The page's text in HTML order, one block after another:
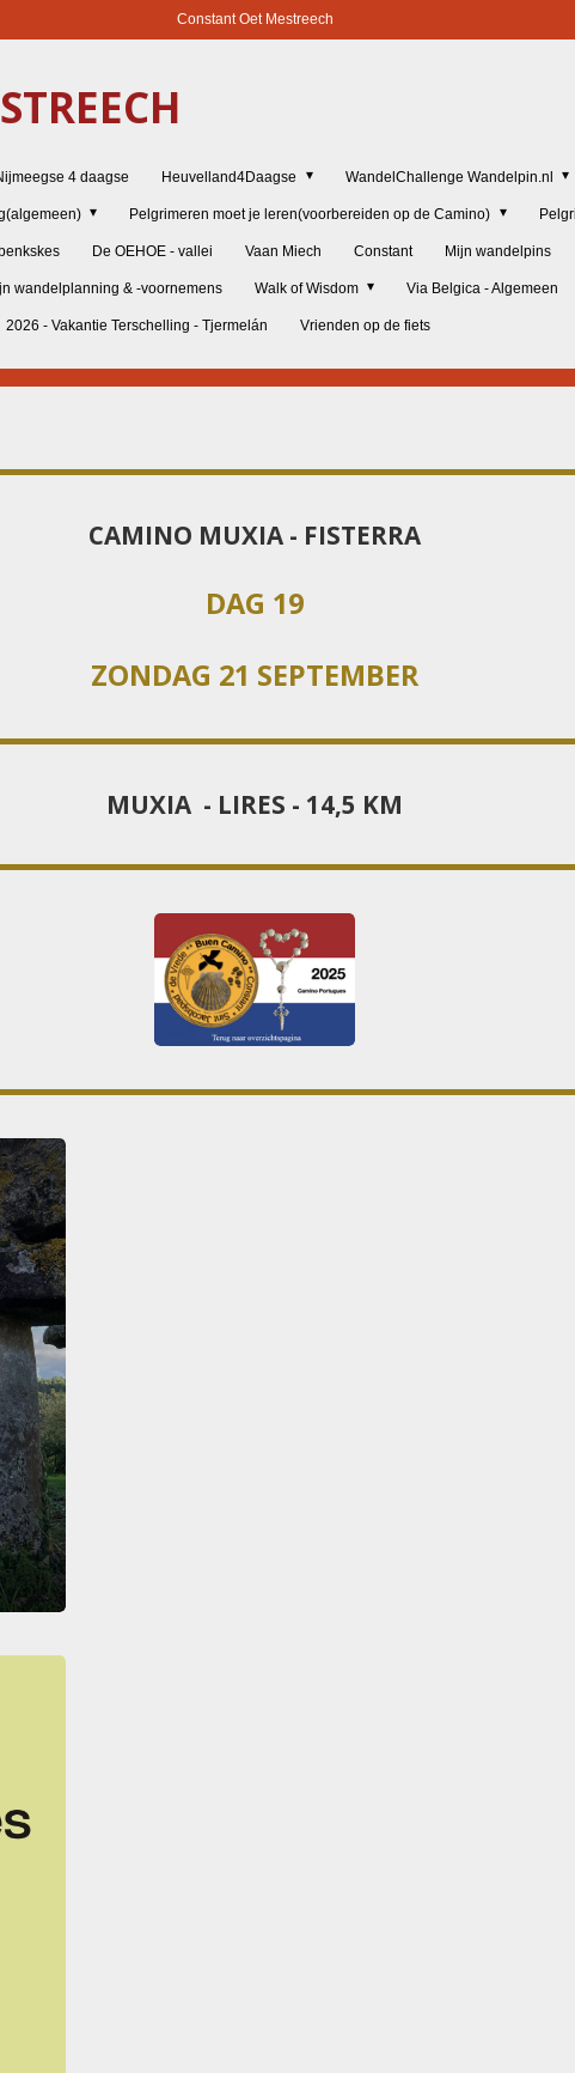
Constant Oet Mestreech
4 daagse Heuvelland4Daagse WandelChallenge Wandelpin.nl
Pelgrimeren moet je leren(voorbereiden op de Camino)
De OEHOE - vallei Vaan Miech Constant Mijn wandelpins
wandelplanning & -voornemens Walk of Wisdom Via Belgica - Algemeen
2026 - Vakantie Terschelling - Tjermelán Vrienden op de fiets
CAMINO MUXIA - FISTERRA
DAG 19
ZONDAG 21 SEPTEMBER
MUXIA - LIRES - 14,5 KM